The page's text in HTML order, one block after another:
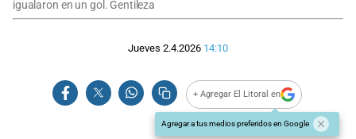
igualaron en un gol. Gentileza
Jueves 2.4.2026 14:10
+ Agregar El Litoral en
Agregar a tus medios preferidos en Google